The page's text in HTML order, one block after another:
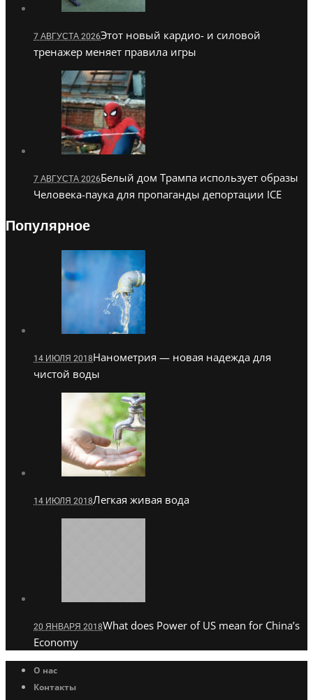
7 АВГУСТА 2026Этот новый кардио- и силовой
тренажер меняет правила игры
7 АВГУСТА 2026Белый дом Трампа использует образы
Человека-паука для пропаганды депортации ICE
Популярное
14 ИЮЛЯ 2018Нанометрия — новая надежда для
чистой воды
14 ИЮЛЯ 2018Легкая живая вода
20 ЯНВАРЯ 2018What does Power of US mean for China’s
Economy
О нас
Контакты